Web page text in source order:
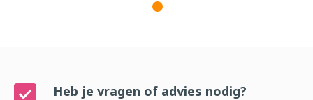
Heb je vragen of advies nodig?